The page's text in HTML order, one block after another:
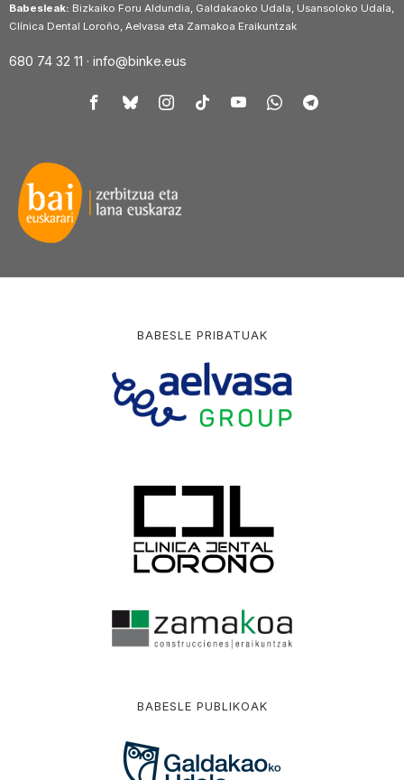
Babesleak: Bizkaiko Foru Aldundia, Galdakaoko Udala, Usansoloko Udala,
Clínica Dental Loroño, Aelvasa eta Zamakoa Eraikuntzak
680 74 32 11 · info@binke.eus
BABESLE PRIBATUAK
BABESLE PUBLIKOAK